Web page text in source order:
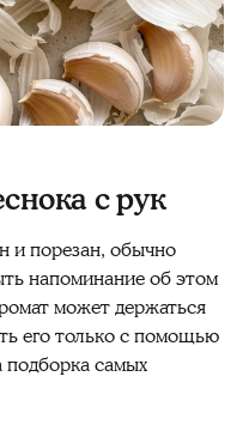
с рук
и порезан, обычно
напоминание об этом
может держаться
его только с помощью
самых